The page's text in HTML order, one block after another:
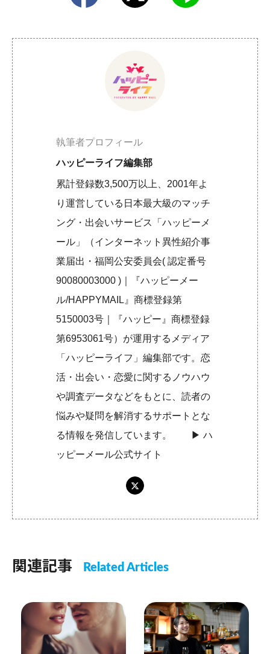
執筆者プロフィール
ハッピーライフ編集部
累計登録数3,500万以上、2001年よ
り運営している日本最大級のマッチ
ング・出会いサービス「ハッピーメ
ール」（インターネット異性紹介事
業届出・福岡公安委員会( 認定番号
90080003000 )｜『ハッピーメー
ル/HAPPYMAIL』商標登録第
5150003号｜『ハッピー』商標登録
第6953061号）が運用するメディア
「ハッピーライフ」編集部です。恋
活・出会い・恋愛に関するノウハウ
や調査データなどをもとに、読者の
悩みや疑問を解消するサポートとな
る情報を発信しています。 ▶︎ハ
ッピーメール公式サイト
関連記事 Related Articles